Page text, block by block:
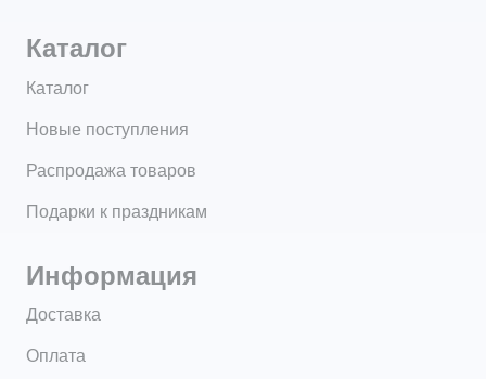
Каталог
Каталог
Новые поступления
Распродажа товаров
Подарки к праздникам
Информация
Доставка
Оплата